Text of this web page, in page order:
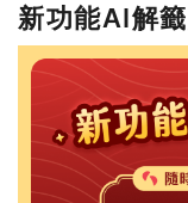
新功能AI解